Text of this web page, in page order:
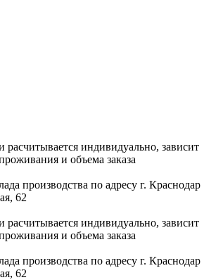
расчитывается индивидуально, зависит
и объема заказа
производства по адресу г. Краснодар
62
расчитывается индивидуально, зависит
и объема заказа
производства по адресу г. Краснодар
62